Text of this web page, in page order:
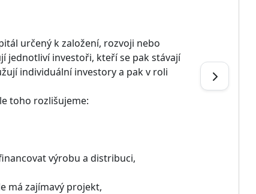
určený k založení, rozvoji nebo
jednotliví investoři, kteří se pak stávají
individuální investory a pak v roli
toho rozlišujeme:
výrobu a distribuci,
má zajímavý projekt,